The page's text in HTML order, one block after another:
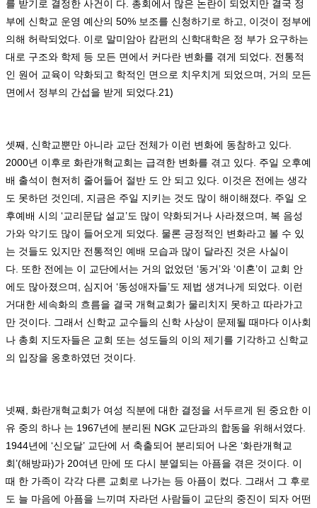
를 받기로 결정한 사건이 다 총회에서 많은 논란이 되었지만 결국 정
부에 신학교 운영 예산의 50% 보조를 신청하기로 하고
이것이 정부에
의해 허락되었다 이로 말미암아 캄펀의 신학대학은 정 부가 요구하는
대로 구조와 학제 등 모든 면에서 커다란 변화를 겪게 되었다 전통적
인 원어 교육이 약화되고 학적인 면으로 치우치게 되었으며
거의 모든
면에서 정부의 간섭을 받게 되었다 .21)
셋째 신학교뿐만 아니라 교단 전체가 이런 변화에 동참하고 있다
2000년 이후로 화란개혁교회는 급격한 변화를 겪고 있다 주일 오후예
배 출석이 현저히 줄어들어 절반 도 안 되고 있다 이것은 전에는 생각
도 못하던 것인데
지금은 주일 지키는 것도 많이 해이해졌다 주일 오
후예배 시의 ‘교리문답 설교’도 많이 약화되거나 사라졌으며
복 음성
가와 악기도 많이 들어오게 되었다 물론 긍정적인 변화라고 볼 수 있
는 것들도 있지만 전통적인 예배 모습과 많이 달라진 것은 사실이
다
또한 전에는 이 교단에서는 거의 없었던 ‘동거’와 ‘이혼’이 교회 안
에도 많아졌으며
심지어 ‘동성애자들’도 제법 생겨나게 되었다 이런
거대한 세속화의 흐름을 결국 개혁교회가 물리치지 못하고 따라가고
만 것이다
그래서 신학교 교수들의 신학 사상이 문제될 때마다 이사회
나 총회 지도자들은 교회 또는 성도들의 이의 제기를 기각하고 신학교
의 입장을 옹호하였던 것이다
넷째
화란개혁교회가 여성 직분에 대한 결정을 서두르게 된 중요한 이
유 중의 하나 는 1967년에 분리된 NGK 교단과의 합동을 위해서였다
1944년에 ‘신오달’ 교단에 서 축출되어 분리되어 나온 ‘화란개혁교
회’(해방파)가 20여년 만에 또 다시 분열되는 아픔을 겪은 것이다 이
때 한 가족이 각각 다른 교회로 나가는 등 아픔이 컸다
그래서 그 후로
도 늘 마음에 아픔을 느끼며 자라던 사람들이 교단의 중진이 되자 어떤